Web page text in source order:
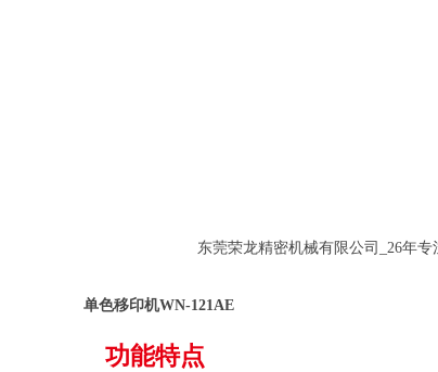
东莞荣龙精密机械有限公司_26年
单色移印机WN-121AE
功能特点